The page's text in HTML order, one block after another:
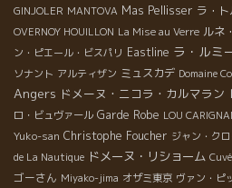
GINJOLER MANTOVA Mas Pellisser ラ・
OVERNOY HOUILLON La Mise au Verre ルネ
ン・ピエール・ビスパリ Eastline ラ・ルミ
ソナント アルティザン ミュスカデ Domaine
Angers ドメーヌ・ニコラ・カルマラン
ロ・ビュヴァール Garde Robe LOU
Yuko-san Christophe Foucher ジャン・ク
de La Nautique ドメーヌ・リショーム
ゴーさん Miyako-jima オザミ東京 ヴァン・ピ